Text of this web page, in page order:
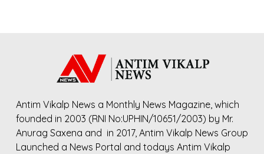
Antim Vikalp News a Monthly News Magazine, which
founded in 2003 (RNI No:UPHIN/10651/2003) by Mr.
Anurag Saxena and in 2017, Antim Vikalp News Group
Launched a News Portal and todays Antim Vikalp